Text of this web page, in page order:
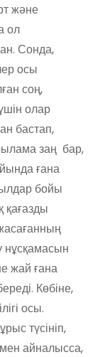
және
ол
Сонда,
осы
соң,
олар
бастап,
заң бар,
ғана
бойы
қағазды
нұсқамасын
жай ғана
Көбіне,
осы.
түсініп,
айналысса,